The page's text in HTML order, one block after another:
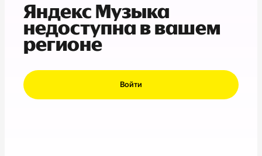
Яндекс Музыка
недоступна в вашем
регионе
Войти